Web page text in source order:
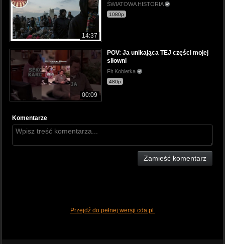
14:37
ŚWIATOWA HISTORIA
1080p
00:09
POV: Ja unikająca TEJ części mojej
siłowni
Fit Kobietka
480p
Komentarze
Zamieść komentarz
Przejdź do pełnej wersji cda.pl